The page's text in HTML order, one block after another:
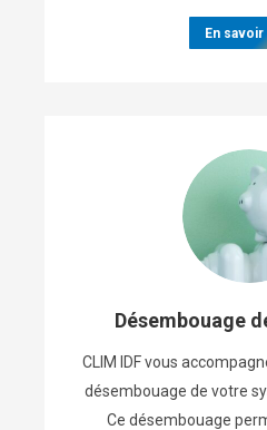
En
Désembouage
CLIM IDF vous
désembouage de votre
Ce désembouage